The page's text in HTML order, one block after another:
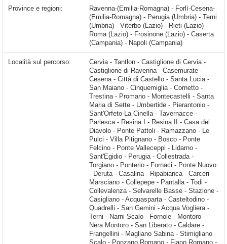
Province e regioni:
Ravenna-(Emilia-Romagna) - Forlì-Cesena-
(Emilia-Romagna) - Perugia (Umbria) - Terni
(Umbria) - Viterbo (Lazio) - Rieti (Lazio) -
Roma (Lazio) - Frosinone (Lazio) - Caserta
(Campania) - Napoli (Campania)
Località sul percorso: Cervia - Tantlon - Castiglione di Cervia - Castiglione di Ravenna - Casemurate - Cesena - Città di Castello - Santa Lucia - San Maiano - Cinquemiglia - Cornetto - Trestina - Promano - Montecastelli - Santa Maria di Sette - Umbertide - Pierantonio - Sant'Orfeto-La Cinella - Tavernacce - Parlesca - Resina I - Resina II - Casa del Diavolo - Ponte Pattoli - Ramazzano - Le Pulci - Villa Pitignano - Bosco - Ponte Felcino - Ponte Valleceppi - Lidarno - Sant'Egidio - Perugia - Collestrada - Torgiano - Ponterio - Fornaci - Ponte Nuovo - Deruta